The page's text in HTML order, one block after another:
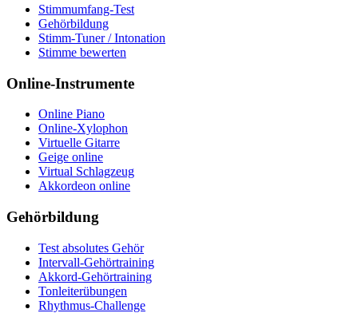
Stimmumfang-Test
Gehörbildung
Stimm-Tuner / Intonation
Stimme bewerten
Online-Instrumente
Online Piano
Online-Xylophon
Virtuelle Gitarre
Geige online
Virtual Schlagzeug
Akkordeon online
Gehörbildung
Test absolutes Gehör
Intervall-Gehörtraining
Akkord-Gehörtraining
Tonleiterübungen
Rhythmus-Challenge